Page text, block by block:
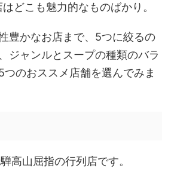
どこも魅力的なものばかり。
豊かなお店まで、5つに絞るの
ジャンルとスープの種類のバラ
つのおススメ店舗を選んでみま
高山屈指の行列店です。